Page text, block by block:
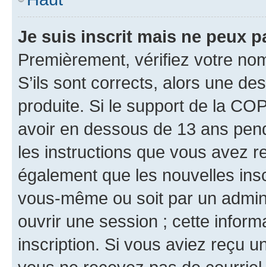
Je suis inscrit mais ne peux
Premièrement, vérifiez votre
S’ils sont corrects, alors une
produite. Si le support de la
avoir en dessous de 13 ans
les instructions que vous avez
également que les nouvelles
vous-même ou soit par un
ouvrir une session ; cette
inscription. Si vous aviez reçu